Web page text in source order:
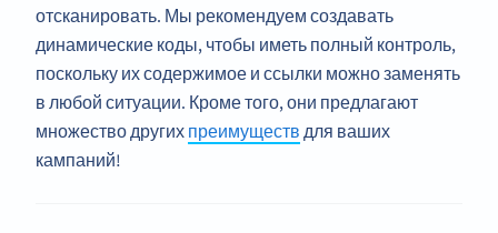
отсканировать. Мы рекомендуем создавать
динамические коды, чтобы иметь полный контроль,
поскольку их содержимое и ссылки можно заменять
в любой ситуации. Кроме того, они предлагают
множество других преимуществ для ваших
кампаний!